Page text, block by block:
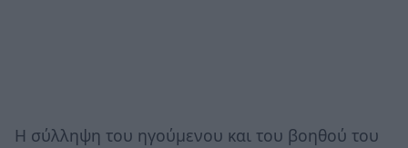
Η σύλληψη του ηγούμενου και του βοηθού του